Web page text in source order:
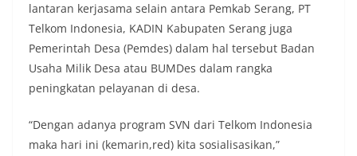
lantaran kerjasama selain antara Pemkab Serang, PT
Telkom Indonesia, KADIN Kabupaten Serang juga
Pemerintah Desa (Pemdes) dalam hal tersebut Badan
Usaha Milik Desa atau BUMDes dalam rangka
peningkatan pelayanan di desa.
“Dengan adanya program SVN dari Telkom Indonesia
maka hari ini (kemarin,red) kita sosialisasikan,”